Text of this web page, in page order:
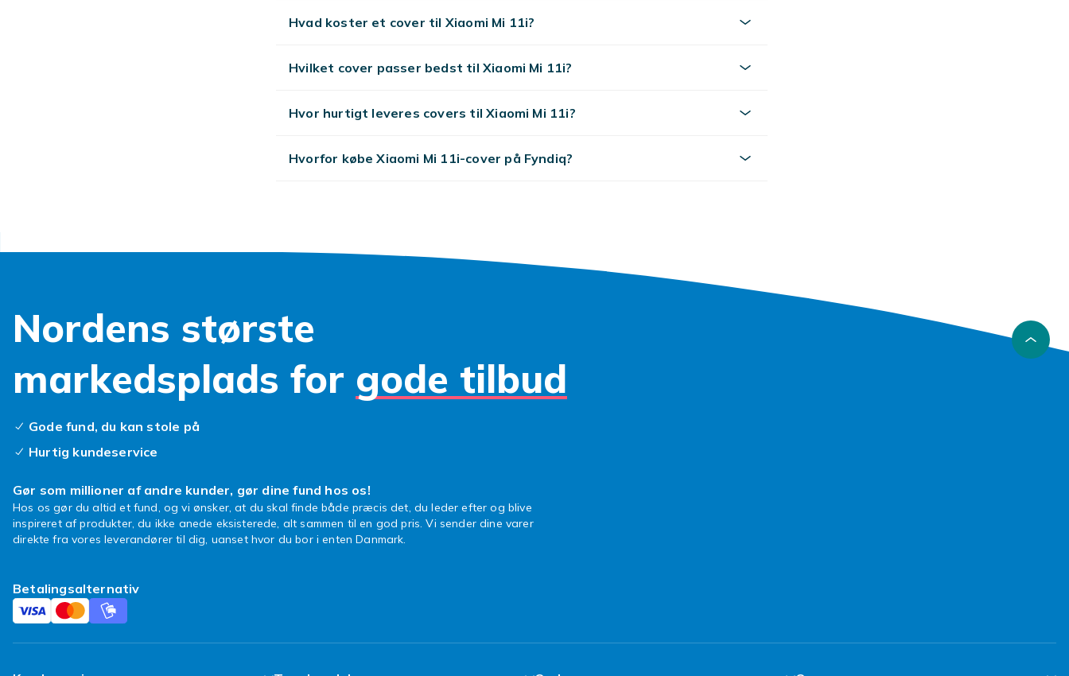
Hvad koster et cover til Xiaomi Mi 11i?
Hvilket cover passer bedst til Xiaomi Mi 11i?
Hvor hurtigt leveres covers til Xiaomi Mi 11i?
Hvorfor købe Xiaomi Mi 11i-cover på Fyndiq?
Nordens største
markedsplads for gode tilbud
Gode fund, du kan stole på
Hurtig kundeservice
Gør som millioner af andre kunder, gør dine fund hos os!
Hos os gør du altid et fund, og vi ønsker, at du skal finde både præcis det, du leder efter og blive
inspireret af produkter, du ikke anede eksisterede, alt sammen til en god pris. Vi sender dine varer
direkte fra vores leverandører til dig, uanset hvor du bor i enten Danmark.
Betalingsalternativ